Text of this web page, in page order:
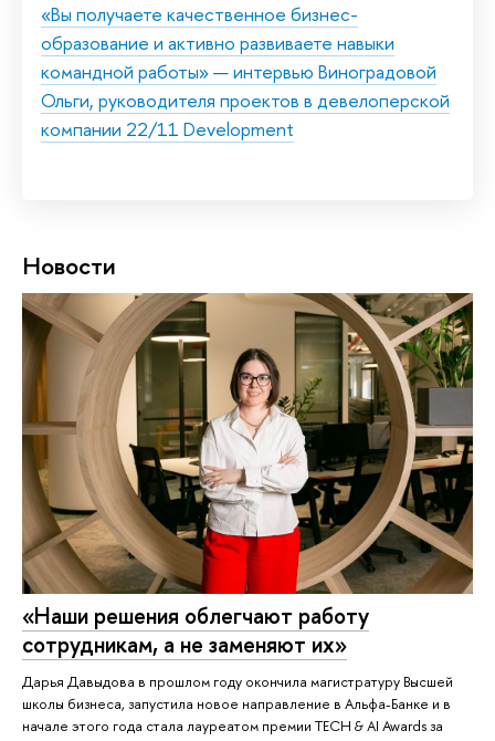
«Вы получаете качественное бизнес-
образование и активно развиваете навыки
командной работы» — интервью Виноградовой
Ольги, руководителя проектов в девелоперской
компании 22/11 Development
Новости
«Наши решения облегчают работу
сотрудникам, а не заменяют их»
Дарья Давыдова в прошлом году окончила магистратуру Высшей
школы бизнеса, запустила новое направление в Альфа-Банке и в
начале этого года стала лауреатом премии TECH & AI Awards за